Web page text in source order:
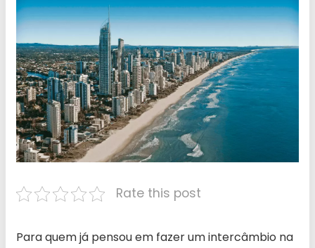
Rate this post
Para quem já pensou em fazer um intercâmbio na